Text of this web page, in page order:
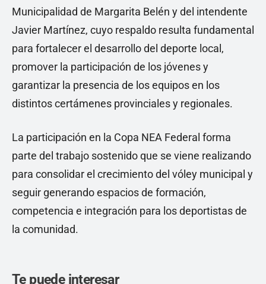
Municipalidad de Margarita Belén y del intendente
Javier Martínez, cuyo respaldo resulta fundamental
para fortalecer el desarrollo del deporte local,
promover la participación de los jóvenes y
garantizar la presencia de los equipos en los
distintos certámenes provinciales y regionales.
La participación en la Copa NEA Federal forma
parte del trabajo sostenido que se viene realizando
para consolidar el crecimiento del vóley municipal y
seguir generando espacios de formación,
competencia e integración para los deportistas de
la comunidad.
Te puede interesar